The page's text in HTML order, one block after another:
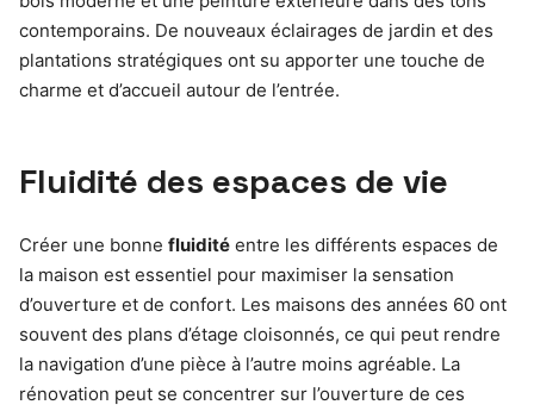
contemporains. De nouveaux éclairages de jardin et des
plantations stratégiques ont su apporter une touche de
charme et d’accueil autour de l’entrée.
Fluidité des espaces de vie
Créer une bonne fluidité entre les différents espaces de
la maison est essentiel pour maximiser la sensation
d’ouverture et de confort. Les maisons des années 60 ont
souvent des plans d’étage cloisonnés, ce qui peut rendre
la navigation d’une pièce à l’autre moins agréable. La
rénovation peut se concentrer sur l’ouverture de ces